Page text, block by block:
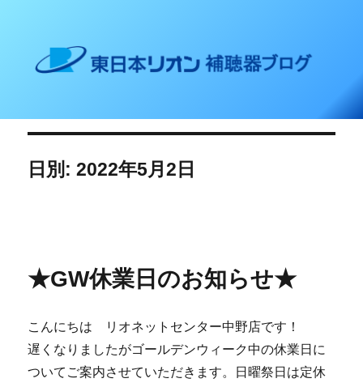
東日本リオン 補聴器ブログ
日別: 2022年5月2日
★GW休業日のお知らせ★
こんにちは リオネットセンター中野店です！
遅くなりましたがゴールデンウィーク中の休業日に
ついてご案内させていただきます。日曜祭日は定休